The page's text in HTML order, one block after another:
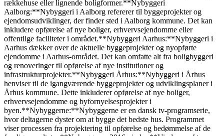
rækkehuse eller lignende boligformer.**Nybyggeri
Aalborg:**Nybyggeri i Aalborg refererer til byggeprojekter og
ejendomsudviklinger, der finder sted i Aalborg kommune. Det kan
inkludere opførelse af nye boliger, erhvervsejendomme eller
offentlige faciliteter i området.**Nybyggeri Aarhus:**Nybyggeri i
Aarhus dækker over de aktuelle byggeprojekter og nyopførte
ejendomme i Aarhus-området. Det kan omfatte alt fra boligbyggeri
og renoveringer til opførelse af nye institutioner og
infrastrukturprojekter.**Nybyggeri Århus:**Nybyggeri i Århus
henviser til de igangværende byggeprojekter og udviklingsplaner i
Århus kommune. Dette inkluderer opførelse af nye boliger,
erhvervsejendomme og byfornyelsesprojekter i
byen.**Nybyggerne:**Nybyggerne er en dansk tv-programserie,
hvor deltagerne dyster om at bygge det bedste hus. Programmet
viser processen fra projektering til opførelse og bedømmelse af de